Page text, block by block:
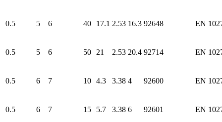
0.5 5 6 40 17.1 2.53 16.3 92648 EN
0.5 5 6 50 21 2.53 20.4 92714 EN
0.5 6 7 10 4.3 3.38 4 92600 EN
0.5 6 7 15 5.7 3.38 6 92601 EN